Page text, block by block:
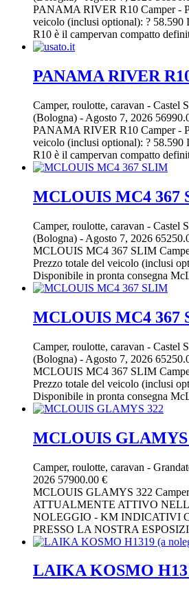
PANAMA RIVER R10 Camper -
veicolo (inclusi optional): ? 58.590
R10 è il campervan compatto
PANAMA RIVER
Camper, roulotte, caravan - Castel
(Bologna) - Agosto 7, 2026
PANAMA RIVER R10 Camper -
veicolo (inclusi optional): ? 58.590
R10 è il campervan compatto
MCLOUIS MC4 367
Camper, roulotte, caravan - Castel
(Bologna) - Agosto 7, 2026
MCLOUIS MC4 367 SLIM
Prezzo totale del veicolo (inclusi
Disponibile in pronta consegna
MCLOUIS MC4 367
Camper, roulotte, caravan - Castel
(Bologna) - Agosto 7, 2026
MCLOUIS MC4 367 SLIM
Prezzo totale del veicolo (inclusi
Disponibile in pronta consegna
MCLOUIS GLAMYS
Camper, roulotte, caravan -
2026 57900.00 €
MCLOUIS GLAMYS 322
ATTUALMENTE ATTIVO
NOLEGGIO - KM INDICATIVI
PRESSO LA NOSTRA
LAIKA KOSMO